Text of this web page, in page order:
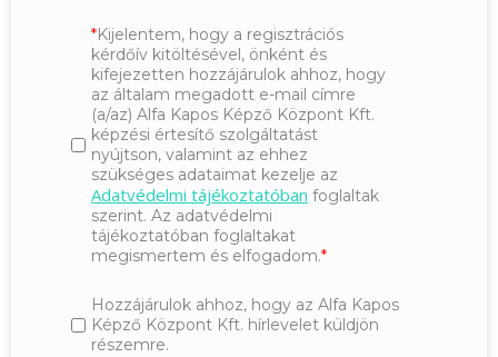
Kijelentem, hogy a regisztrációs
kérdőív kitöltésével, önként és
kifejezetten hozzájárulok ahhoz, hogy
az általam megadott e-mail címre
(a/az) Alfa Kapos Képző Központ Kft.
képzési értesítő szolgáltatást
nyújtson, valamint az ehhez
szükséges adataimat kezelje az
Adatvédelmi tájékoztatóban foglaltak
szerint. Az adatvédelmi
tájékoztatóban foglaltakat
megismertem és elfogadom.
Hozzájárulok ahhoz, hogy az Alfa Kapos
Képző Központ Kft. hírlevelet küldjön
részemre.